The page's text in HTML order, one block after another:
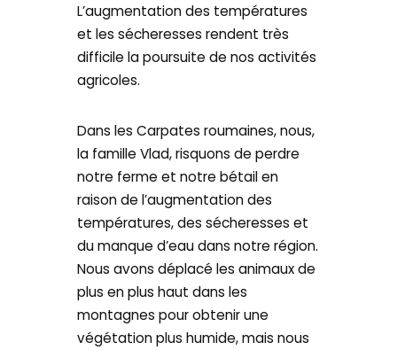
L’augmentation des températures
et les sécheresses rendent très
difficile la poursuite de nos activités
agricoles.
Dans les Carpates roumaines, nous,
la famille Vlad, risquons de perdre
notre ferme et notre bétail en
raison de l’augmentation des
températures, des sécheresses et
du manque d’eau dans notre région.
Nous avons déplacé les animaux de
plus en plus haut dans les
montagnes pour obtenir une
végétation plus humide, mais nous